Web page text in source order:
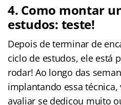
4. Como montar
estudos: teste!
Depois de terminar de
ciclo de estudos, ele está
rodar! Ao longo das
implantando essa técnica,
avaliar se dedicou muito